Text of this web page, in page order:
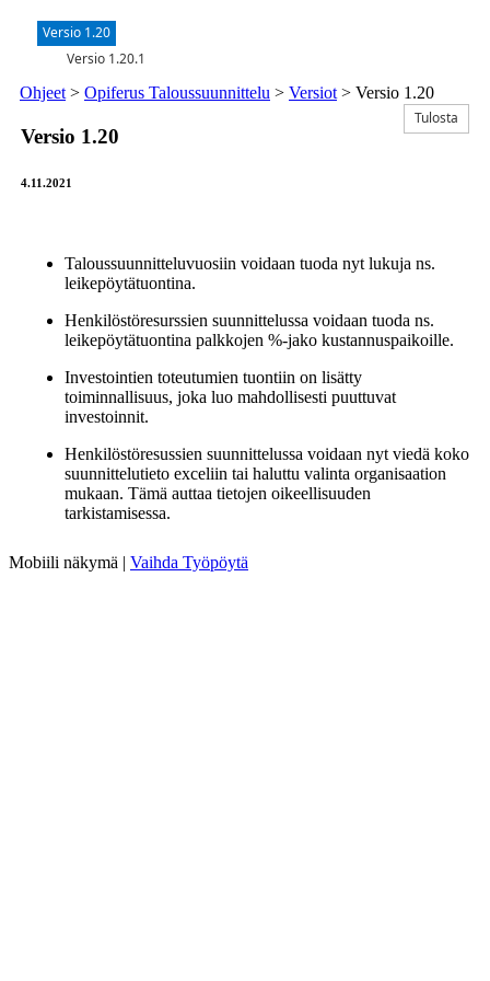
Versio 1.20
Versio 1.20.1
Ohjeet > Opiferus Taloussuunnittelu > Versiot > Versio 1.20
Versio 1.20
4.11.2021
Tulosta
Taloussuunnitteluvuosiin voidaan tuoda nyt lukuja ns.
leikepöytätuontina.
Henkilöstöresurssien suunnittelussa voidaan tuoda ns.
leikepöytätuontina palkkojen %-jako kustannuspaikoille.
Investointien toteutumien tuontiin on lisätty
toiminnallisuus, joka luo mahdollisesti puuttuvat
investoinnit.
Henkilöstöresussien suunnittelussa voidaan nyt viedä koko
suunnittelutieto exceliin tai haluttu valinta organisaation
mukaan. Tämä auttaa tietojen oikeellisuuden
tarkistamisessa.
Mobiili näkymä | Vaihda Työpöytä